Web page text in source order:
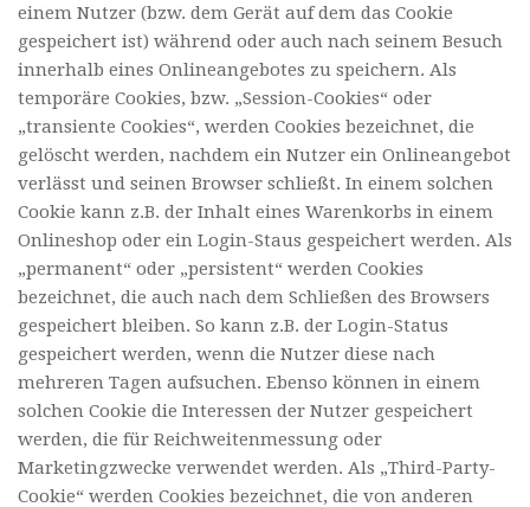
einem Nutzer (bzw. dem Gerät auf dem das Cookie
gespeichert ist) während oder auch nach seinem Besuch
innerhalb eines Onlineangebotes zu speichern. Als
temporäre Cookies, bzw. „Session-Cookies“ oder
„transiente Cookies“, werden Cookies bezeichnet, die
gelöscht werden, nachdem ein Nutzer ein Onlineangebot
verlässt und seinen Browser schließt. In einem solchen
Cookie kann z.B. der Inhalt eines Warenkorbs in einem
Onlineshop oder ein Login-Staus gespeichert werden. Als
„permanent“ oder „persistent“ werden Cookies
bezeichnet, die auch nach dem Schließen des Browsers
gespeichert bleiben. So kann z.B. der Login-Status
gespeichert werden, wenn die Nutzer diese nach
mehreren Tagen aufsuchen. Ebenso können in einem
solchen Cookie die Interessen der Nutzer gespeichert
werden, die für Reichweitenmessung oder
Marketingzwecke verwendet werden. Als „Third-Party-
Cookie“ werden Cookies bezeichnet, die von anderen